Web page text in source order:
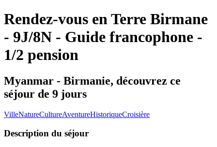
Rendez-vous en Terre Birmane
- 9J/8N - Guide francophone -
1/2 pension
Myanmar - Birmanie, découvrez ce
séjour de 9 jours
VilleNatureCultureAventureHistoriqueCroisière
Description du séjour